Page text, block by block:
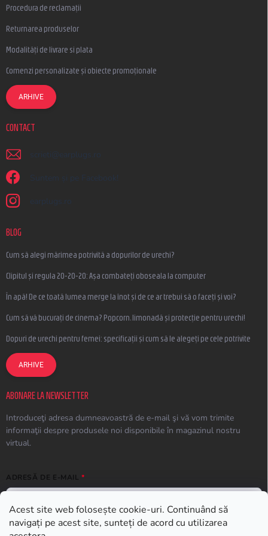
Acest site web folosește cookie-uri. Continuând să
navigați pe acest site, sunteți de acord cu utilizarea
Procedura de reclamații
Returnarea produselor
Modalități de livrare si plata
Comenzi personalizate și obiecte promoționale
ARHIVE
CONTACT
scrieti @ earplugs.ro
Suntem și pe Facebook!
earplugs.ro
BLOG
Cum să alegi mărimea potrivită a dopurilor de urechi?
Clipitul și regula 20-20-20: Așa combateți oboseala la computer
În apă! De ce toată lumea merge la înot și de ce ar trebui să o faceți și voi?
Cum să vă bucurați de cinema? Popcorn, limonadă și protecție pentru urechi!
Dopuri de urechi pentru femei: specificații și cum să le alegeți pe cele potrivite
ARHIVE
ABONARE LA NEWSLETTER
Introduceţi adresa dumneavoastră de e-mail şi vă vom trimite
informaţii despre produsele noi disponibile în magazinul nostru
virtual.
ADRESĂ DE E-MAIL
ABONARE